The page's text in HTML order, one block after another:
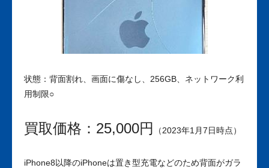
状態：背面割れ、画面に傷なし、256GB、ネットワーク利
用制限○
買取価格：25,000円 （2023年1月7日時点）
iPhone8以降のiPhoneは置き型充電などのため背面がガラ